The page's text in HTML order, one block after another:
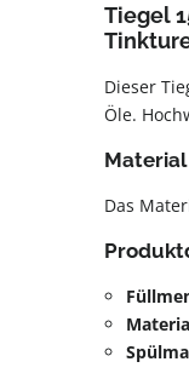
Tiegel
Dieser
Öle.
Das